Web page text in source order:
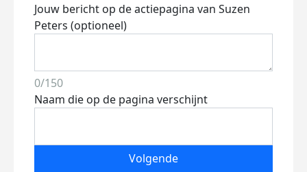
Jouw bericht op de actiepagina van Suzen
Peters (optioneel)
0/150
Naam die op de pagina verschijnt
Volgende